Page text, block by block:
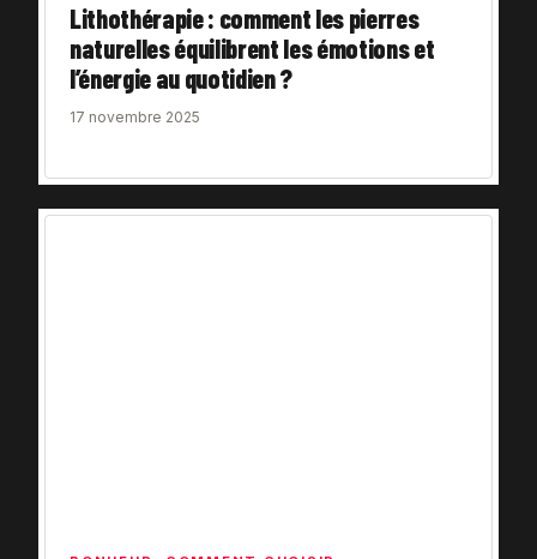
Lithothérapie : comment les pierres
naturelles équilibrent les émotions et
l’énergie au quotidien ?
17 novembre 2025